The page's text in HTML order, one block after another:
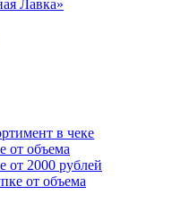
Лавка»
в чеке
от объема
от 2000 рублей
от объема